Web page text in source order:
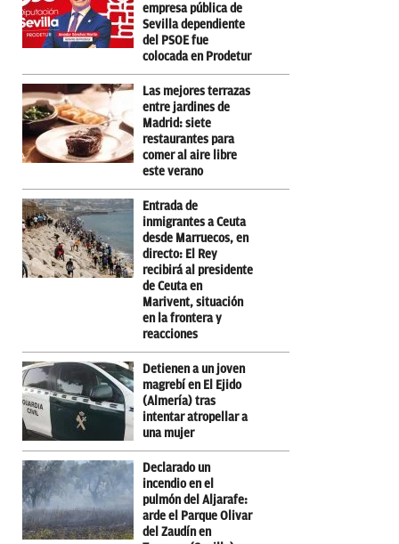
empresa pública de
Sevilla dependiente
del PSOE fue
colocada en Prodetur
Las mejores terrazas
entre jardines de
Madrid: siete
restaurantes para
comer al aire libre
este verano
Entrada de
inmigrantes a Ceuta
desde Marruecos, en
directo: El Rey
recibirá al presidente
de Ceuta en
Marivent, situación
en la frontera y
reacciones
Detienen a un joven
magrebí en El Ejido
(Almería) tras
intentar atropellar a
una mujer
Declarado un
incendio en el
pulmón del Aljarafe:
arde el Parque Olivar
del Zaudín en